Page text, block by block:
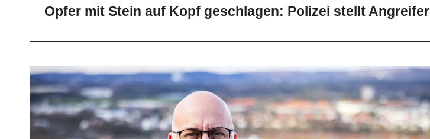
Opfer mit Stein auf Kopf geschlagen: Polizei stellt Angreifer